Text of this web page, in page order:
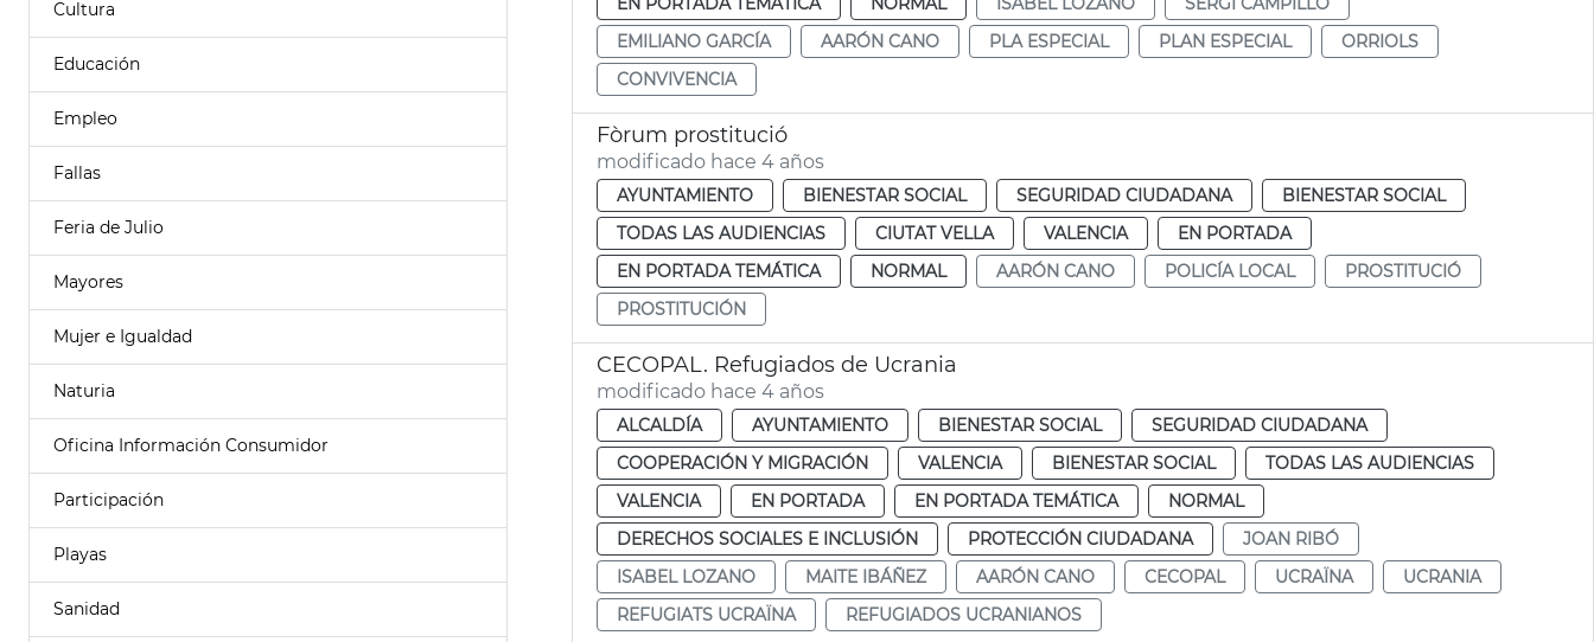
Cultura
Educación
Empleo
Fallas
Feria de Julio
Mayores
Mujer e Igualdad
Naturia
Oficina Información Consumidor
Participación
Playas
Sanidad
EMILIANO GARCÍA
AARÓN CANO PLA ESPECIAL PLAN ESPECIAL
ORRIOLS
CONVIVENCIA
Fòrum prostitució
modificado hace 4 años
AYUNTAMIENTO BIENESTAR SOCIAL SEGURIDAD CIUDADANA
BIENESTAR SOCIAL
TODAS LAS AUDIENCIAS
CIUTAT VELLA VALENCIA
EN PORTADA
EN PORTADA TEMÁTICA
NORMAL AARÓN CANO POLICÍA LOCAL
PROSTITUCIÓ
PROSTITUCIÓN
CECOPAL. Refugiados de Ucrania
modificado hace 4 años
ALCALDÍA AYUNTAMIENTO BIENESTAR SOCIAL
SEGURIDAD CIUDADANA
COOPERACIÓN Y MIGRACIÓN
VALENCIA BIENESTAR SOCIAL
TODAS LAS AUDIENCIAS
VALENCIA
EN PORTADA EN PORTADA TEMÁTICA
NORMAL
DERECHOS SOCIALES E INCLUSIÓN
PROTECCIÓN CIUDADANA
JOAN RIBÓ
ISABEL LOZANO
MAITE IBÁÑEZ AARÓN CANO CECOPAL UCRAÏNA
UCRANIA
REFUGIATS UCRAÏNA
REFUGIADOS UCRANIANOS